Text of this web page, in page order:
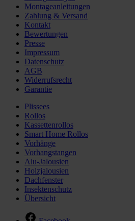
Montageanleitungen
Zahlung & Versand
Kontakt
Bewertungen
Presse
Impressum
Datenschutz
AGB
Widerrufsrecht
Garantie
Plissees
Rollos
Kassettenrollos
Smart Home Rollos
Vorhänge
Vorhangstangen
Alu-Jalousien
Holzjalousien
Dachfenster
Insektenschutz
Übersicht